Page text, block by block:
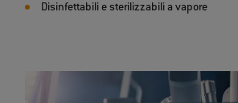
Disinfettabili e sterilizzabili a vapore